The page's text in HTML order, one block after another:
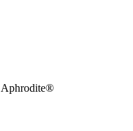
Aphrodite®